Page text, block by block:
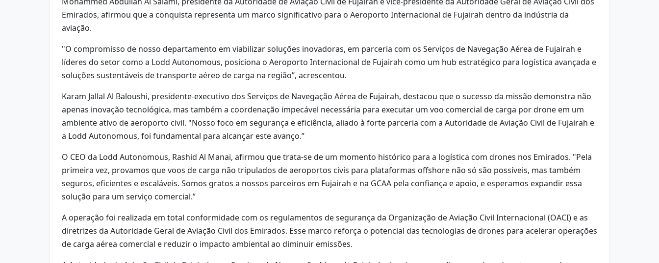
Emirados, afirmou que a conquista representa um marco significativo para o Aeroporto Internacional de Fujairah dentro da indústria da
aviação.
"O compromisso de nosso departamento em viabilizar soluções inovadoras, em parceria com os Serviços de Navegação Aérea de Fujairah e
líderes do setor como a Lodd Autonomous, posiciona o Aeroporto Internacional de Fujairah como um hub estratégico para logística avançada e
soluções sustentáveis de transporte aéreo de carga na região”, acrescentou.
Karam Jallal Al Baloushi, presidente-executivo dos Serviços de Navegação Aérea de Fujairah, destacou que o sucesso da missão demonstra não
apenas inovação tecnológica, mas também a coordenação impecável necessária para executar um voo comercial de carga por drone em um
ambiente ativo de aeroporto civil. "Nosso foco em segurança e eficiência, aliado à forte parceria com a Autoridade de Aviação Civil de Fujairah e
a Lodd Autonomous, foi fundamental para alcançar este avanço.”
O CEO da Lodd Autonomous, Rashid Al Manai, afirmou que trata-se de um momento histórico para a logística com drones nos Emirados. "Pela
primeira vez, provamos que voos de carga não tripulados de aeroportos civis para plataformas offshore não só são possíveis, mas também
seguros, eficientes e escaláveis. Somos gratos a nossos parceiros em Fujairah e na GCAA pela confiança e apoio, e esperamos expandir essa
solução para um serviço comercial.”
A operação foi realizada em total conformidade com os regulamentos de segurança da Organização de Aviação Civil Internacional (OACI) e as
diretrizes da Autoridade Geral de Aviação Civil dos Emirados. Esse marco reforça o potencial das tecnologias de drones para acelerar operações
de carga aérea comercial e reduzir o impacto ambiental ao diminuir emissões.